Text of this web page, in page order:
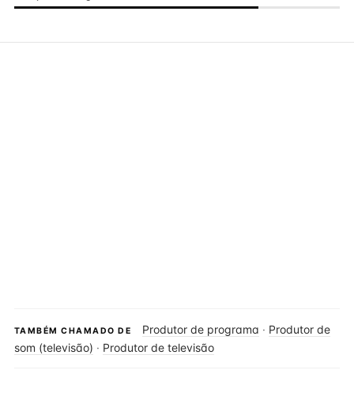
TAMBÉM CHAMADO DE Produtor de programa · Produtor de
som (televisão) · Produtor de televisão